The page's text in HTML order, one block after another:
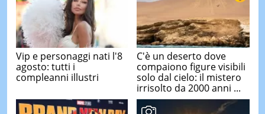
Vip e personaggi nati l'8
agosto: tutti i
compleanni illustri
C'è un deserto dove
compaiono figure visibili
solo dal cielo: il mistero
irrisolto da 2000 anni ...